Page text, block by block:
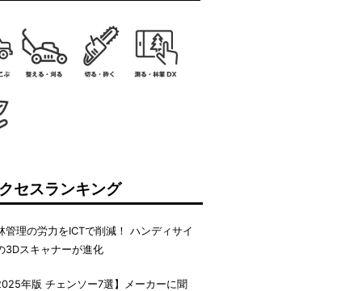
セスランキング
管理の労力をICTで削減！ ハンディサイ
3Dスキャナーが進化
年版 チェンソー7選】メーカーに聞